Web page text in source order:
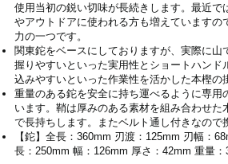
使用当初の鋭い切味が長続きします。最近で
やアウトドアに使われる方も増えていますの
力の一つです。
関東鉈をベースにしておりますが、実際に山
握りやすいといった実用性とショートハンド
込みやすいといった作業性を活かした本樫の
重量のある鉈を安全に持ち運べるように専用
います。鞘は厚みのある素材を組み合わせた
で長持ちします。またベルト通し付きなので
【鉈】全長：360mm 刃渡：125mm 刃幅：
長：250mm 幅：126mm 厚さ：42mm 重量：